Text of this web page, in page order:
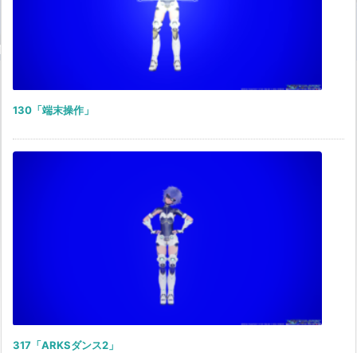
130「端末操作」
317「ARKSダンス2」